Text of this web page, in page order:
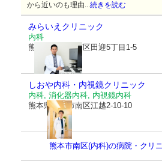
から近いのも理由...続きを読む
みらいえクリニック
内科
熊本県熊本市南区田迎5丁目1-5
しおや内科・内視鏡クリニック
内科, 消化器内科, 内視鏡内科
熊本県熊本市南区江越2-10-10
熊本市南区(内科)の病院・クリ